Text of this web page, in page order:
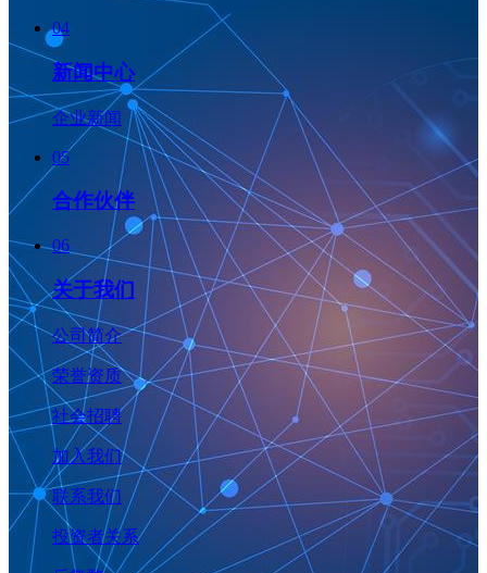
04
新闻中心
企业新闻
05
合作伙伴
06
关于我们
公司简介
荣誉资质
社会招聘
加入我们
联系我们
投资者关系